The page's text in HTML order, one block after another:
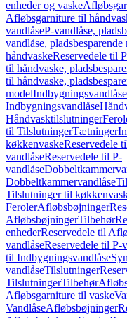
enheder og vaske
Afløbsgarniture til
vandlåseP-vandlåse,
vandlåse, pladsbesparende
håndvaskeReservedele til
til håndvaske,
til håndvaske,
modelIndbygningsvandlåse
Indbygningsvandlåse
Håndvasktilslutninger
til TilslutningerTætninger
køkkenvaskeReservedele
vandlåseReservedele til P-
vandlåse
Dobbeltkammervandlåse
Tilslutninger til
FerolerAfløbsbøjninger
AfløbsbøjningerTilbehør
enhederReservedele til
vandlåseReservedele til P-
til Indbygningsvandlåse
vandlåseTilslutninger
TilslutningerTilbehør
Afløbsgarniture til vaske
VandlåseAfløbsbøjninger